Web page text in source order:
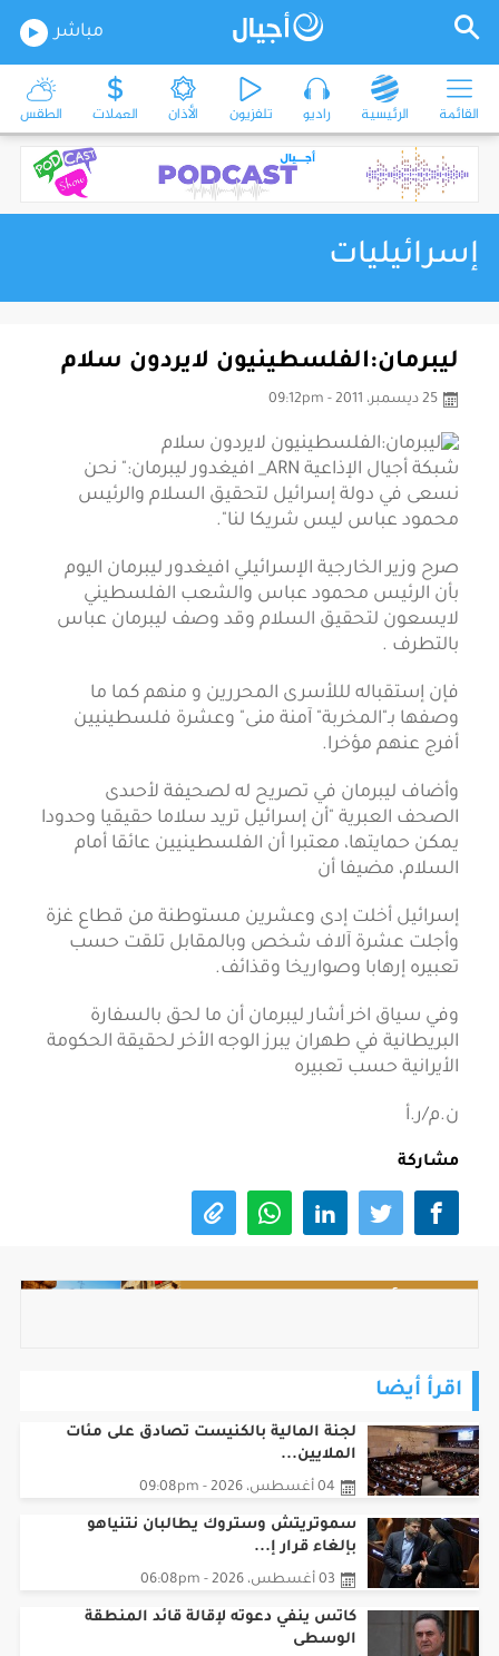
مباشر
القائمة الرئيسية راديو تلفزيون الأذان العملات الطقس
إسرائيليات
ليبرمان:الفلسطينيون لايردون سلام
25 ديسمبر، 2011 - 09:12pm
شبكة أجيال الإذاعية ARN_ افيغدور ليبرمان:" نحن
نسعى في دولة إسرائيل لتحقيق السلام والرئيس
محمود عباس ليس شريكا لنا".
صرح وزير الخارجية الإسرائيلي افيغدور ليبرمان اليوم
بأن الرئيس محمود عباس والشعب الفلسطيني
لايسعون لتحقيق السلام وقد وصف ليبرمان عباس
بالتطرف .
فإن إستقباله لللأسرى المحررين و منهم كما ما
وصفها بـ"المخربة" آمنة منى" وعشرة فلسطينيين
أفرج عنهم مؤخرا.
وأضاف ليبرمان في تصريح له لصحيفة لأحىدى
الصحف العبرية "أن إسرائيل تريد سلاما حقيقيا وحدودا
يمكن حمايتها، معتبرا أن الفلسطينيين عائقا أمام
السلام، مضيفا أن
إسرائيل أخلت إدى وعشرين مستوطنة من قطاع غزة
وأجلت عشرة آلاف شخص وبالمقابل تلقت حسب
تعبيره إرهابا وصواريخا وقذائف.
وفي سياق اخر أشار ليبرمان أن ما لحق بالسفارة
البريطانية في طهران يبرز الوجه الأخر لحقيقة الحكومة
الأيرانية حسب تعبيره
ن.م/ر.أ
مشاركة
لجنة المالية بالكنيست تصادق على مئات
الملايين...
04 أغسطس، 2026 - 09:08pm
سموتريتش وستروك يطالبان نتنياهو
بإلغاء قرار إ...
كاتس ينفي دعوته لإقالة قائد المنطقة